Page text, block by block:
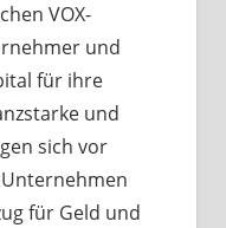
VOX-
und
für ihre
und
sich vor
für Geld und